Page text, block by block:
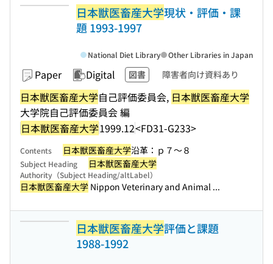
日本獣医畜産大学現状・評価・課
題 1993-1997
Paper Digital 図書 障害者向け資料あり
日本獣医畜産大学自己評価委員会, 日本獣医畜産大学
大学院自己評価委員会 編
日本獣医畜産大学1999.12<FD31-G233>
National Diet Library Other Libraries in Japan
Contents 日本獣医畜産大学沿革：ｐ７〜８
Subject Heading 日本獣医畜産大学
Authority（Subject Heading/altLabel）
日本獣医畜産大学 Nippon Veterinary and Animal ...
日本獣医畜産大学評価と課題
1988-1992